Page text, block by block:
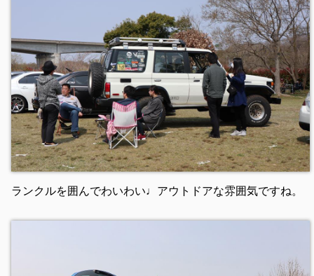
ランクルを囲んでわいわい♩アウトドアな雰囲気ですね。